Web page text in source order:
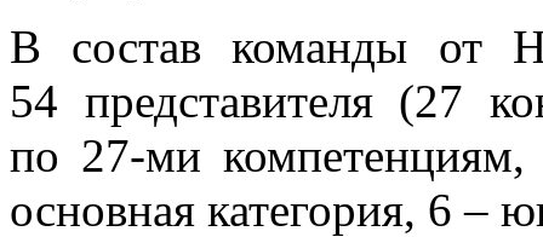
В состав команды от
54 представителя (27
по 27-ми
основная категория, 6 –